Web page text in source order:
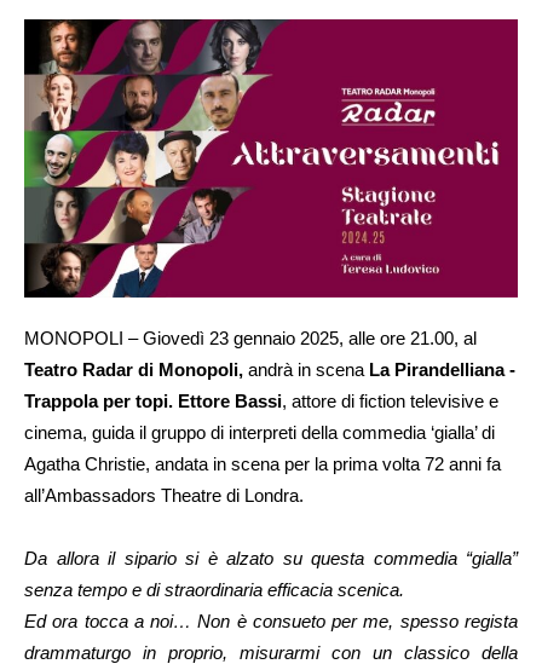
MONOPOLI – Giovedì 23 gennaio 2025, alle ore 21.00, al
Teatro Radar di Monopoli, andrà in scena La Pirandelliana -
Trappola per topi. Ettore Bassi, attore di fiction televisive e
cinema, guida il gruppo di interpreti della commedia ‘gialla’ di
Agatha Christie, andata in scena per la prima volta 72 anni fa
all’Ambassadors Theatre di Londra.
Da allora il sipario si è alzato su questa commedia “gialla”
senza tempo e di straordinaria efficacia scenica.
Ed ora tocca a noi… Non è consueto per me, spesso regista
drammaturgo in proprio, misurarmi con un classico della